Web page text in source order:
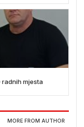
mjesta
MORE FROM AUTHOR